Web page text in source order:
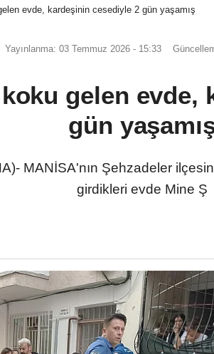
evde, kardeşinin cesediyle 2 gün yaşamış
Yayınlanma: 03 Temmuz 2026 - 15:33
gelen evde,
gün
MANİSA'nın Şehzadeler
girdikleri evde Mine Ş